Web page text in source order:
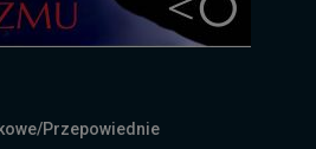
/Przepowiednie